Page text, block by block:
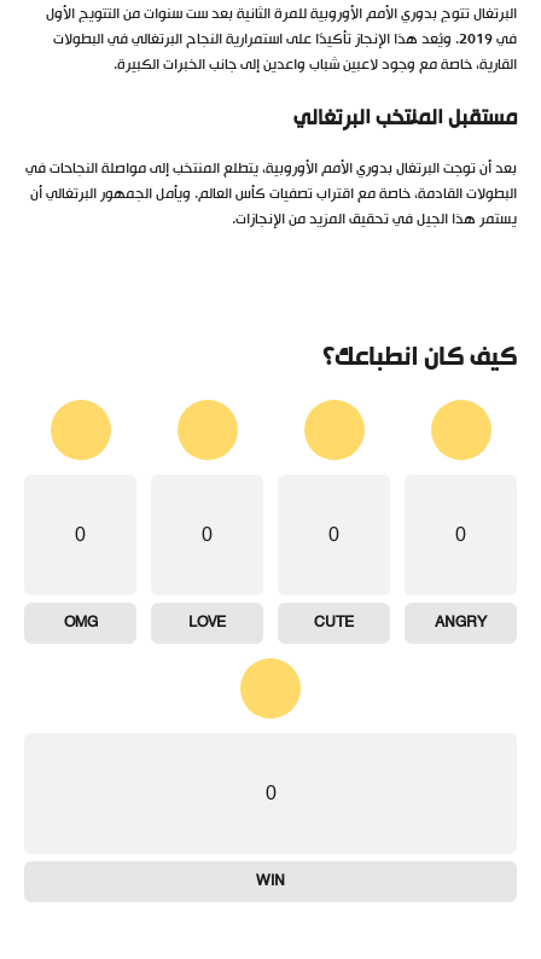
البرتغال تتوج بدوري الأمم الأوروبية للمرة الثانية بعد ست سنوات من التتويج الأول
في 2019. ويُعد هذا الإنجاز تأكيدًا على استمرارية النجاح البرتغالي في البطولات
القارية، خاصة مع وجود لاعبين شباب واعدين إلى جانب الخبرات الكبيرة.
مستقبل المنتخب البرتغالي
بعد أن توجت البرتغال بدوري الأمم الأوروبية، يتطلع المنتخب إلى مواصلة النجاحات في
البطولات القادمة، خاصة مع اقتراب تصفيات كأس العالم. ويأمل الجمهور البرتغالي أن
يستمر هذا الجيل في تحقيق المزيد من الإنجازات.
كيف كان انطباعك؟
0
ANGRY
0
CUTE
0
LOVE
0
OMG
0
WIN